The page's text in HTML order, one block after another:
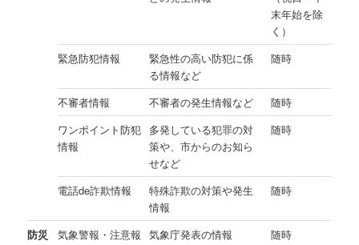
末年始を除
く）
緊急防犯情報
緊急性の高い防犯に係
る情報など
随時
不審者情報 不審者の発生情報など
随時
ワンポイント防犯
情報
多発している犯罪の対
策や、市からのお知ら
せなど
随時
電話de詐欺情報
特殊詐欺の対策や発生
情報
随時
防災 気象警報・注意報 気象庁発表の情報
随時